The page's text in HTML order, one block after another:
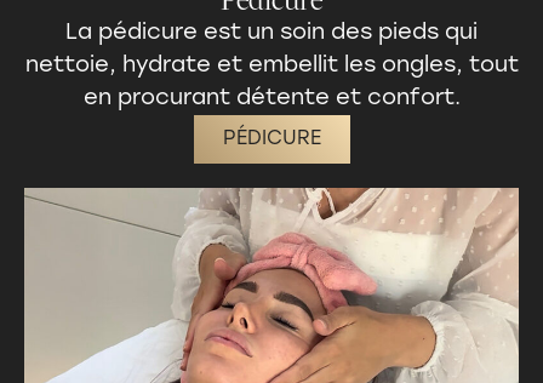
La pédicure est un soin des pieds qui
nettoie, hydrate et embellit les ongles, tout
en procurant détente et confort.
PÉDICURE